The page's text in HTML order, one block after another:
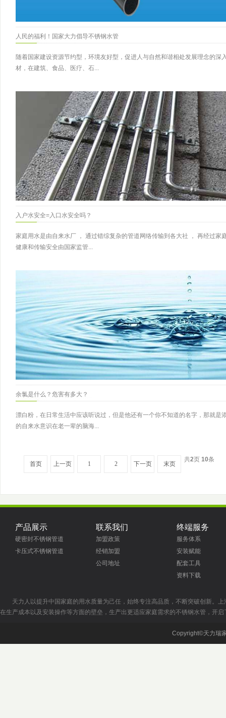
人民的福利！国家大力倡导不锈钢水管
随着国家建设资源节约型，环境友好型，促进人与自然和谐相处发展理念的深
材，在建筑、食品、医疗、石...
入户水安全=入口水安全吗？
家庭用水是由自来水厂 ， 通过错综复杂的管道网络传输到各大社 ， 再经过家
健康和传输安全由国家监管...
余氯是什么？危害有多大？
漂白粉，在日常生活中应该听说过，但是他还有一个你不知道的名字，那就是
的自来水意识在老一辈的脑海...
首页 上一页 1 2 下一页 末页
共2页 10条
产品展示
硬密封不锈钢管道
卡压式不锈钢管道
联系我们
加盟政策
经销加盟
公司地址
终端服务
服务体系
安装赋能
配套工具
资料下载
天力人以提升中国家庭的用水质量为己任，始终专注高品质，不断突破创新。
在生产成本以及安装操作等方面的壁垒，生产出更适应家庭需求的不锈钢水管，开
Copyright©天力瑞